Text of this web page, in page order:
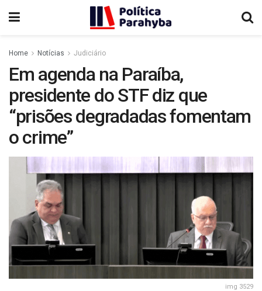
Home Notícias Judiciário
Em agenda na Paraíba,
presidente do STF diz que
“prisões degradadas fomentam
o crime”
img 3529